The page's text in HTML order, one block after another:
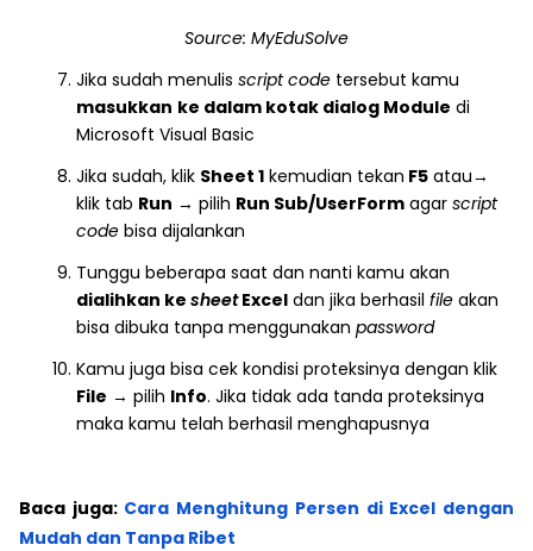
Source: MyEduSolve
Jika sudah menulis script code tersebut kamu
masukkan ke dalam kotak dialog Module di
Microsoft Visual Basic
Jika sudah, klik Sheet 1 kemudian tekan F5 atau→
klik tab Run → pilih Run Sub/UserForm agar script
code bisa dijalankan
Tunggu beberapa saat dan nanti kamu akan
dialihkan ke sheetExcel dan jika berhasil file akan
bisa dibuka tanpa menggunakan password
Kamu juga bisa cek kondisi proteksinya dengan klik
File → pilih Info. Jika tidak ada tanda proteksinya
maka kamu telah berhasil menghapusnya
Baca juga: Cara Menghitung Persen di Excel dengan
Mudah dan Tanpa Ribet